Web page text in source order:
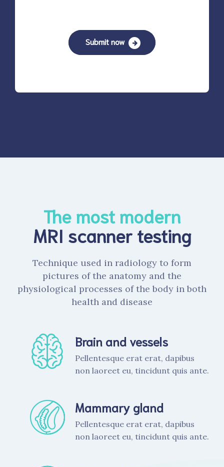
Submit now
The most modern
MRI scanner testing
Technique used in radiology to form
pictures of the anatomy and the
physiological processes of the body in both
health and disease
Brain and vessels
Pellentesque erat erat, dapibus
non laoreet eu, tincidunt quis ante.
Mammary gland
Pellentesque erat erat, dapibus
non laoreet eu, tincidunt quis ante.